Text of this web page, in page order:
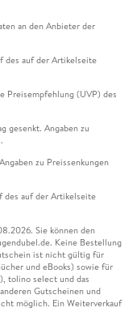
an den Anbieter der
des auf der Artikelseite
Preisempfehlung (UVP) des
gesenkt. Angaben zu
zu Preissenkungen
des auf der Artikelseite
Sie können den
Keine Bestellung
ist nicht gültig für
und eBooks) sowie für
tolino select und das
Gutscheinen und
möglich. Ein Weiterverkauf